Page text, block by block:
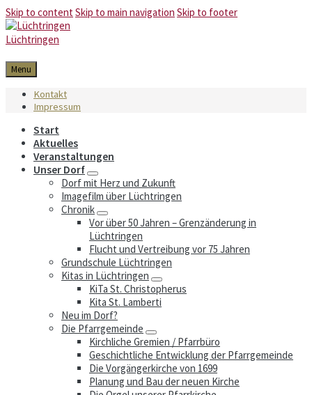
Skip to contentSkip to main navigation Skip to footer
Lüchtringen
Menu
Kontakt
Impressum
Start
Aktuelles
Veranstaltungen
Unser Dorf
Dorf mit Herz und Zukunft
Imagefilm über Lüchtringen
Chronik
Vor über 50 Jahren – Grenzänderung in
Lüchtringen
Flucht und Vertreibung vor 75 Jahren
Grundschule Lüchtringen
Kitas in Lüchtringen
KiTa St. Christopherus
Kita St. Lamberti
Neu im Dorf?
Die Pfarrgemeinde
Kirchliche Gremien / Pfarrbüro
Geschichtliche Entwicklung der Pfarrgemeinde
Die Vorgängerkirche von 1699
Planung und Bau der neuen Kirche